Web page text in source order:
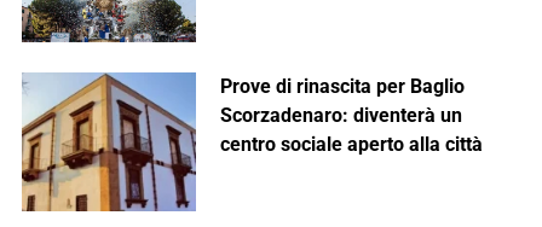
Prove di rinascita per Baglio
Scorzadenaro: diventerà un
centro sociale aperto alla città